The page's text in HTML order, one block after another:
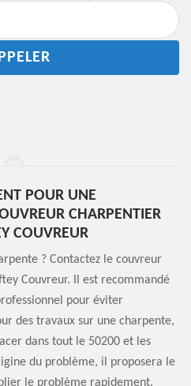
POUR UNE
CHARPENTIER
COUVREUR
? Contactez le couvreur
Couvreur. Il est recommandé
pour éviter
des travaux sur une charpente,
dans tout le 50200 et les
du problème, il proposera le
le problème rapidement.